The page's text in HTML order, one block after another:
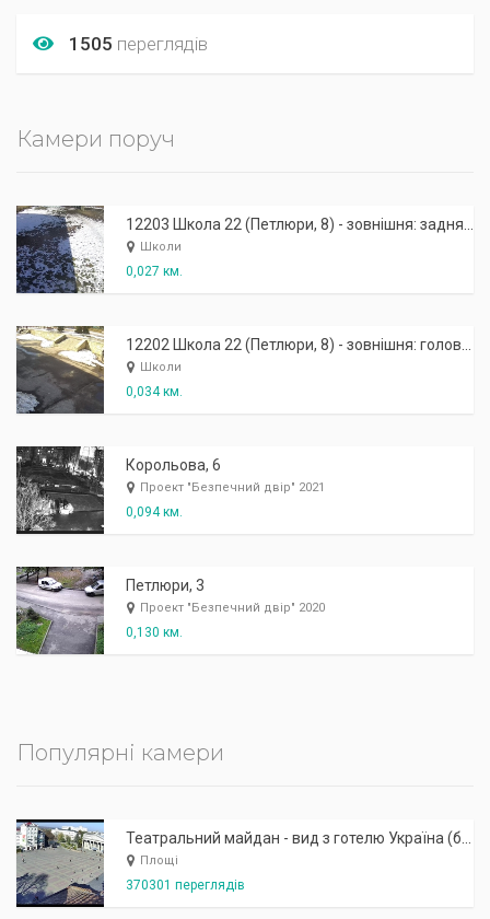
1505 переглядів
Камери поруч
Школи
0,027 км.
Школи
0,034 км.
Корольова, 6
Проект "Безпечний двір" 2021
0,094 км.
Петлюри, 3
Проект "Безпечний двір" 2020
0,130 км.
Популярні камери
Площі
370301 переглядів